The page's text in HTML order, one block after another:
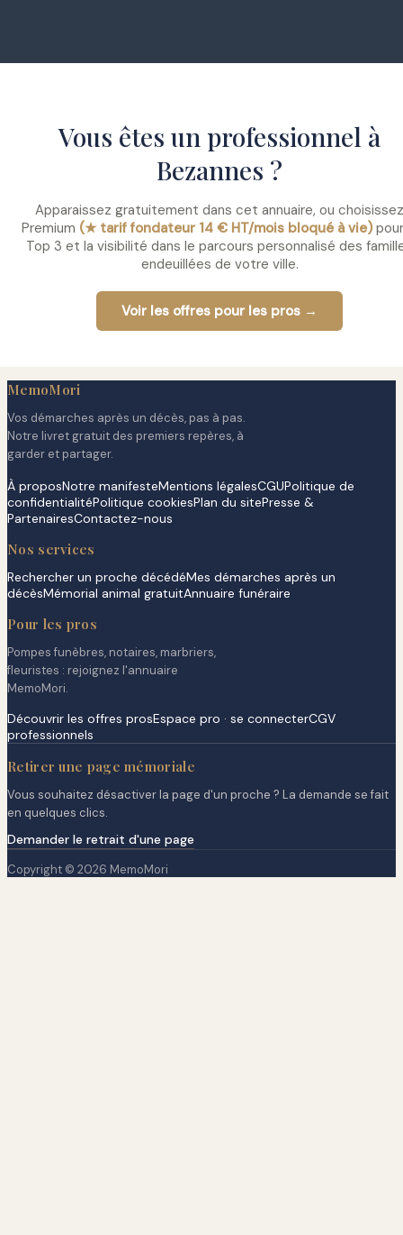
Vous êtes un professionnel à
Bezannes ?
Apparaissez gratuitement dans cet annuaire, ou choisissez
Premium (★ tarif fondateur 14 € HT/mois bloqué à vie)
Top 3 et la visibilité dans le parcours personnalisé des
endeuillées de votre ville.
Voir les offres pour les pros →
MemoMori
Vos démarches après un décès, pas à pas.
Notre livret gratuit des premiers repères, à
garder et partager.
À proposNotre manifesteMentions légalesCGUPolitique de
confidentialitéPolitique cookiesPlan du sitePresse &
PartenairesContactez-nous
Nos services
Rechercher un proche décédéMes démarches après un
décèsMémorial animal gratuitAnnuaire funéraire
Pour les pros
Pompes funèbres, notaires, marbriers,
fleuristes : rejoignez l'annuaire
MemoMori.
Découvrir les offres prosEspace pro · se connecterCGV
professionnels
Retirer une page mémoriale
Vous souhaitez désactiver la page d'un proche ? La demande se fait
en quelques clics.
Demander le retrait d'une page
Copyright © 2026 MemoMori